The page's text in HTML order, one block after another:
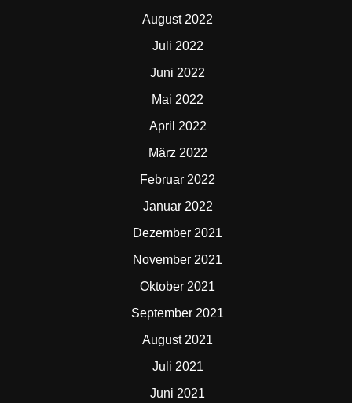
August 2022
Juli 2022
Juni 2022
Mai 2022
April 2022
März 2022
Februar 2022
Januar 2022
Dezember 2021
November 2021
Oktober 2021
September 2021
August 2021
Juli 2021
Juni 2021